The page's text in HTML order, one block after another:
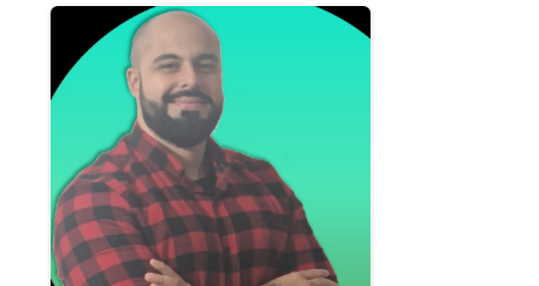
agentes de Foundry — pueda fundamentar su
razonamiento en ella sin reescribir integraciones.
Construiremos un flujo multi-agente completo
donde el orquestador consulta la Ontología vía
MCP para entender el negocio, delega al Data
Agent para los datos, y entrega respuestas
consistentes y gobernadas. Cerraremos con una
hoja de ruta práctica: qué está GA, qué está en
Preview, y cómo planificar la adopción en tu
organización hoy mismo. Los últimos 15 minutos
serán Q&A abierto. Trae tu caso de uso real — los